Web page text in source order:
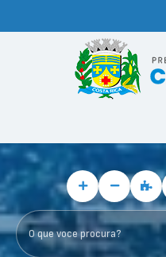
O que voce procura?